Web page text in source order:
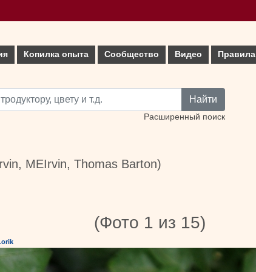
Копилка опыта Сообщество Видео Правила
Найти
Расширенный поиск
MEIrvin, Thomas Barton)
(Фото 1 из 15)